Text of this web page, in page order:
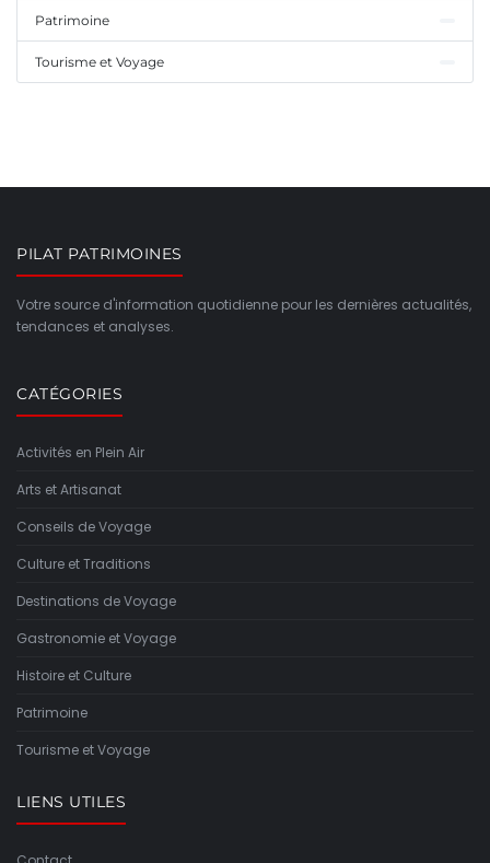
Patrimoine
Tourisme et Voyage
PILAT PATRIMOINES
Votre source d'information quotidienne pour les dernières actualités,
tendances et analyses.
CATÉGORIES
Activités en Plein Air
Arts et Artisanat
Conseils de Voyage
Culture et Traditions
Destinations de Voyage
Gastronomie et Voyage
Histoire et Culture
Patrimoine
Tourisme et Voyage
LIENS UTILES